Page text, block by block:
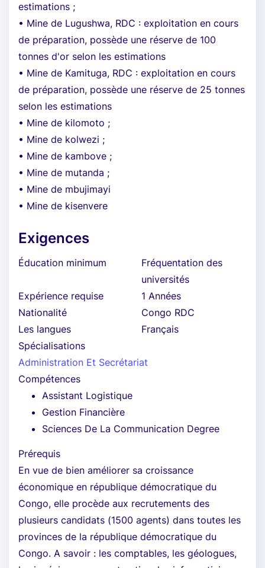
estimations ;
• Mine de Lugushwa, RDC : exploitation en cours
de préparation, possède une réserve de 100
tonnes d'or selon les estimations
• Mine de Kamituga, RDC : exploitation en cours
de préparation, possède une réserve de 25 tonnes
selon les estimations
• Mine de kilomoto ;
• Mine de kolwezi ;
• Mine de kambove ;
• Mine de mutanda ;
• Mine de mbujimayi
• Mine de kisenvere
Exigences
Éducation minimum
Fréquentation des
universités
Expérience requise
1 Années
Nationalité
Congo RDC
Les langues
Français
Spécialisations
Administration Et Secrétariat
Compétences
Assistant Logistique
Gestion Financière
Sciences De La Communication Degree
Prérequis
En vue de bien améliorer sa croissance
économique en république démocratique du
Congo, elle procède aux recrutements des
plusieurs candidats (1500 agents) dans toutes les
provinces de la république démocratique du
Congo. A savoir : les comptables, les géologues,